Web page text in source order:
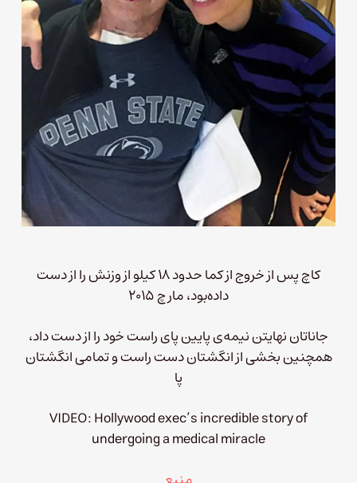
کاچ پس از خروج از کما حدود ۱۸ کیلو از وزنش را از دست
داده‌بود، مارچ ۲۰۱۵
جاناتان نهایتن نیمه‌ی پایین پای راست خود را از دست داد،
همچنین بخشی از انگشتان دست راست و تمامی انگشتان
پا
VIDEO: Hollywood exec’s incredible story of
undergoing a medical miracle